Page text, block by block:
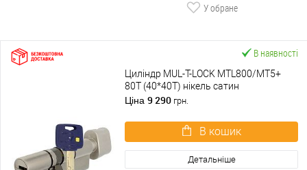
У обране
В наявності
Циліндр MUL-T-LOCK MTL800/MT5+
80T (40*40T) нікель сатин
Ціна 9 290 грн.
В кошик
Детальніше